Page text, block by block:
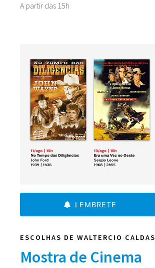
A partir das 15h
LEMBRETE
ESCOLHAS DE WALTERCIO CALDAS
Mostra de Cinema